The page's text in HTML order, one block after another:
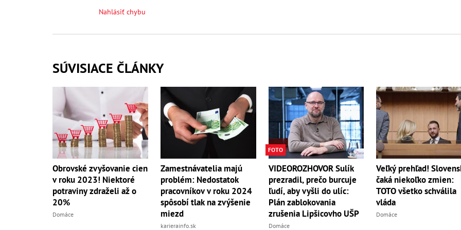
Nahlásiť chybu
SÚVISIACE ČLÁNKY
Obrovské zvyšovanie cien
v roku 2023! Niektoré
potraviny zdraželi až o
20%
Domáce
Zamestnávatelia majú
problém: Nedostatok
pracovníkov v roku 2024
spôsobí tlak na zvýšenie
miezd
karierainfo.sk
FOTO
VIDEOROZHOVOR Sulík
prezradil, prečo burcuje
ľudí, aby vyšli do ulíc:
Plán zablokovania
zrušenia Lipšicovho UŠP
Domáce
Veľký prehľad!
čaká niekoľko zmien:
TOTO všetko schválila
vláda
Domáce